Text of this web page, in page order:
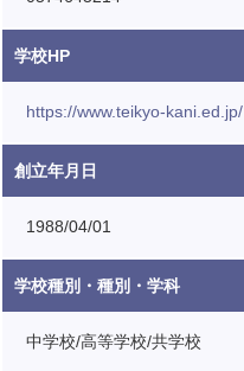
学校HP
https://www.teikyo-kani.ed.jp/
創立年月日
1988/04/01
学校種別・種別・学科
中学校/高等学校/共学校